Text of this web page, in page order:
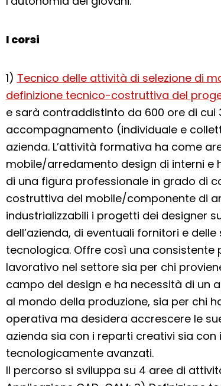
I corsi
1) Tecnico delle attività di selezione di
definizione tecnico-costruttiva del
e sarà contraddistinto da 600 ore di cui
accompagnamento (individuale e
azienda. L’attività formativa ha come
mobile/arredamento design di interni e
di una figura professionale in grado di
costruttiva del mobile/componente di
industrializzabili i progetti dei designer
dell’azienda, di eventuali fornitori e
tecnologica. Offre così una consistente
lavorativo nel settore sia per chi
campo del design e ha necessità di un
al mondo della produzione, sia per chi
operativa ma desidera accrescere le
azienda sia con i reparti creativi sia
tecnologicamente avanzati.
Il percorso si sviluppa su 4 aree di